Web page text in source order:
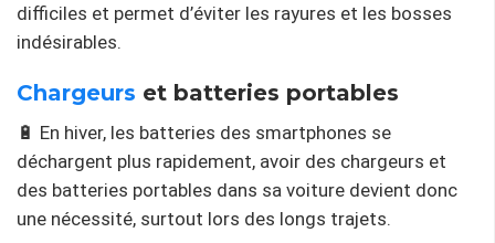
difficiles et permet d’éviter les rayures et les bosses
indésirables.
Chargeurs et batteries portables
🔋 En hiver, les batteries des smartphones se
déchargent plus rapidement, avoir des chargeurs et
des batteries portables dans sa voiture devient donc
une nécessité, surtout lors des longs trajets.